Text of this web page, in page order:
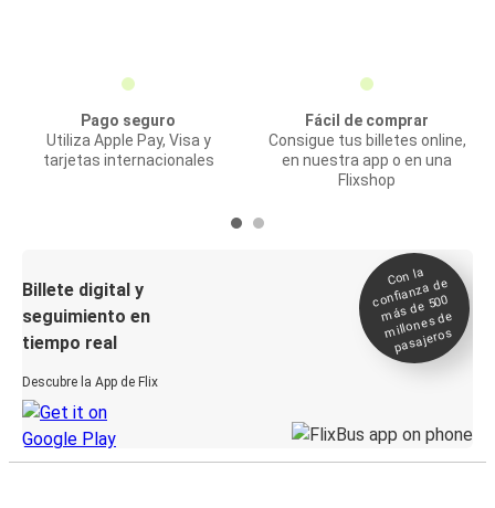
Pago seguro
Utiliza Apple Pay, Visa y
tarjetas internacionales
Fácil de comprar
Consigue tus billetes online,
en nuestra app o en una
Flixshop
Billete digital y
seguimiento en
tiempo real
Descubre la App de Flix
Con la
confianza de
más de 500
millones de
pasajeros